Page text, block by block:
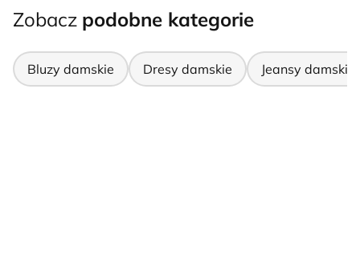
Zobacz podobne kategorie
Bluzy damskie Dresy damskie Jeansy damskie